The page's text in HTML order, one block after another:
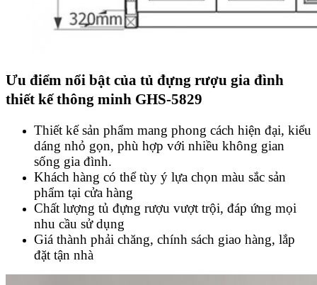
Ưu điểm nổi bật của tủ đựng rượu gia đình
thiết kế thông minh GHS-5829
Thiết kế sản phẩm mang phong cách hiện đại, kiểu
dáng nhỏ gọn, phù hợp với nhiều không gian
sống gia đình.
Khách hàng có thể tùy ý lựa chọn màu sắc sản
phẩm tại cửa hàng
Chất lượng tủ đựng rượu vượt trội, đáp ứng mọi
nhu cầu sử dụng
Giá thành phải chăng, chính sách giao hàng, lắp
đặt tận nhà